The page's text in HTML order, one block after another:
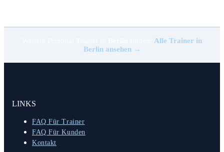
Alle Trainer in
Berlin ansehen →
LINKS
FAQ Für Trainer
FAQ Für Kunden
Kontakt